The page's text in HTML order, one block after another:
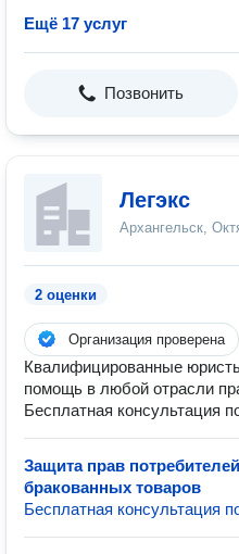
Ещё 17 услуг
Позвонить
Легэкс
Архангельск,
2 оценки
Организация проверена
Квалифицированные
помощь в любой отрасли
Бесплатная консультация
Защита прав
бракованных товаров
Бесплатная консультация